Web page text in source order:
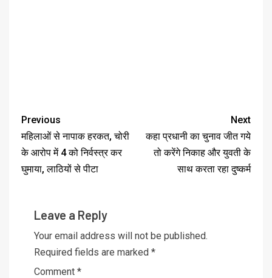
Previous
महिलाओं से नापाक हरकत, चोरी
के आरोप में 4 को निर्वस्त्र कर
घुमाया, लाठियों से पीटा
Next
कहा प्रधानी का चुनाव जीत गये
तो करेंगे निकाह और युवती के
साथ करता रहा दुष्कर्म
Leave a Reply
Your email address will not be published.
Required fields are marked *
Comment *